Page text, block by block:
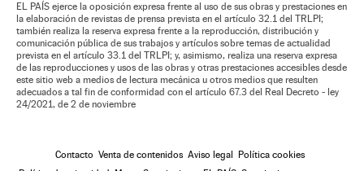
EL PAÍS ejerce la oposición expresa frente al uso de sus obras y prestaciones en
la elaboración de revistas de prensa prevista en el artículo 32.1 del TRLPI;
también realiza la reserva expresa frente a la reproducción, distribución y
comunicación pública de sus trabajos y artículos sobre temas de actualidad
prevista en el artículo 33.1 del TRLPI; y, asimismo, realiza una reserva expresa
de las reproducciones y usos de las obras y otras prestaciones accesibles desde
este sitio web a medios de lectura mecánica u otros medios que resulten
adecuados a tal fin de conformidad con el artículo 67.3 del Real Decreto - ley
24/2021, de 2 de noviembre
Contacto Venta de contenidos Aviso legal
Política cookies